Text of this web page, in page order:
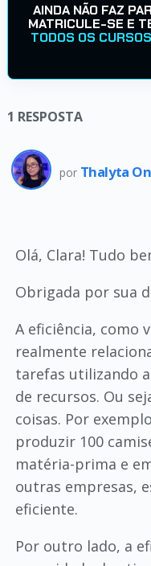
AINDA NÃO FAZ
MATRICULE-SE E
TODOS OS CURSOS
1 RESPOSTA
por Thalyta
Olá, Clara! Tudo
Obrigada por sua
A eficiência, como
realmente
tarefas utilizando
de recursos. Ou
coisas. Por
produzir 100
matéria-prima e
outras empresas,
eficiente.
Por outro lado, a